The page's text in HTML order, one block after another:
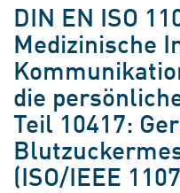
DIN EN ISO
Medizinische
die
Teil 10417:
(ISO/IEEE